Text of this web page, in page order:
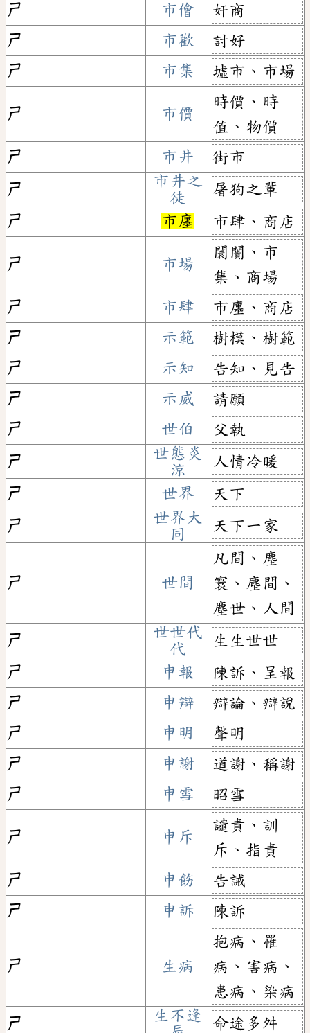
ㄕ 市儈
奸商
ㄕ
市歡
討好
ㄕ
市集 墟市、市場
ㄕ 市價
時價、時
值、物價
ㄕ
市井
街市
ㄕ
市井之
徒
屠狗之輩
ㄕ
市廛 市肆、商店
ㄕ 市場
闤闠、市
集、商場
ㄕ
市肆
市廛、商店
ㄕ
示範
樹模、樹範
ㄕ
示知
告知、見告
ㄕ
示威
請願
ㄕ
世伯
父執
ㄕ
世態炎
涼
人情冷暖
ㄕ
世界
天下
ㄕ
世界大
同
天下一家
ㄕ 世間
凡間、塵
寰、塵間、
塵世、人間
ㄕ
世世代
代
生生世世
ㄕ
申報
陳訴、呈報
ㄕ
申辯
辯論、辯說
ㄕ
申明
聲明
ㄕ
申謝
道謝、稱謝
ㄕ
申雪 昭雪
ㄕ 申斥
譴責、訓
斥、指責
ㄕ
申飭
告誡
ㄕ
申訴 陳訴
ㄕ 生病
抱病、罹
病、害病、
患病、染病
ㄕ
生不逢
命途多舛